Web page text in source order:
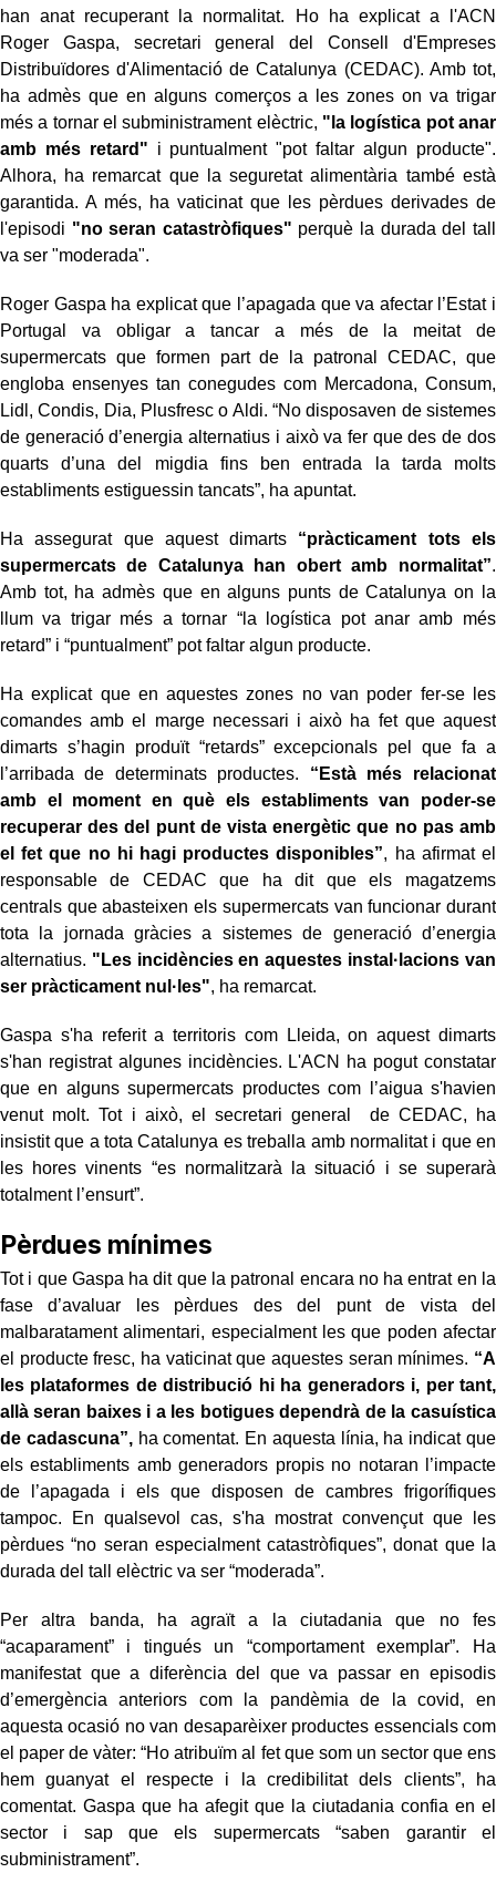
han anat recuperant la normalitat. Ho ha explicat a l'ACN
Roger Gaspa, secretari general del Consell d'Empreses
Distribuïdores d'Alimentació de Catalunya (CEDAC). Amb tot,
ha admès que en alguns comerços a les zones on va trigar
més a tornar el subministrament elèctric, "la logística pot anar
amb més retard" i puntualment "pot faltar algun producte".
Alhora, ha remarcat que la seguretat alimentària també està
garantida. A més, ha vaticinat que les pèrdues derivades de
l'episodi "no seran catastròfiques" perquè la durada del tall
va ser "moderada".
Roger Gaspa ha explicat que l’apagada que va afectar l’Estat i
Portugal va obligar a tancar a més de la meitat de
supermercats que formen part de la patronal CEDAC, que
engloba ensenyes tan conegudes com Mercadona, Consum,
Lidl, Condis, Dia, Plusfresc o Aldi. “No disposaven de sistemes
de generació d’energia alternatius i això va fer que des de dos
quarts d’una del migdia fins ben entrada la tarda molts
establiments estiguessin tancats”, ha apuntat.
Ha assegurat que aquest dimarts “pràcticament tots els
supermercats de Catalunya han obert amb normalitat”.
Amb tot, ha admès que en alguns punts de Catalunya on la
llum va trigar més a tornar “la logística pot anar amb més
retard” i “puntualment” pot faltar algun producte.
Ha explicat que en aquestes zones no van poder fer-se les
comandes amb el marge necessari i això ha fet que aquest
dimarts s’hagin produït “retards” excepcionals pel que fa a
l’arribada de determinats productes. “Està més relacionat
amb el moment en què els establiments van poder-se
recuperar des del punt de vista energètic que no pas amb
el fet que no hi hagi productes disponibles”, ha afirmat el
responsable de CEDAC que ha dit que els magatzems
centrals que abasteixen els supermercats van funcionar durant
tota la jornada gràcies a sistemes de generació d’energia
alternatius. "Les incidències en aquestes instal·lacions van
ser pràcticament nul·les", ha remarcat.
Gaspa s'ha referit a territoris com Lleida, on aquest dimarts
s'han registrat algunes incidències. L'ACN ha pogut constatar
que en alguns supermercats productes com l’aigua s'havien
venut molt. Tot i això, el secretari general de CEDAC, ha
insistit que a tota Catalunya es treballa amb normalitat i que en
les hores vinents “es normalitzarà la situació i se superarà
totalment l’ensurt”.
Pèrdues mínimes
Tot i que Gaspa ha dit que la patronal encara no ha entrat en la
fase d’avaluar les pèrdues des del punt de vista del
malbaratament alimentari, especialment les que poden afectar
el producte fresc, ha vaticinat que aquestes seran mínimes. “A
les plataformes de distribució hi ha generadors i, per tant,
allà seran baixes i a les botigues dependrà de la casuística
de cadascuna”,ha comentat. En aquesta línia, ha indicat que
els establiments amb generadors propis no notaran l’impacte
de l’apagada i els que disposen de cambres frigorífiques
tampoc. En qualsevol cas, s'ha mostrat convençut que les
pèrdues “no seran especialment catastròfiques”, donat que la
durada del tall elèctric va ser “moderada”.
Per altra banda, ha agraït a la ciutadania que no fes
“acaparament” i tingués un “comportament exemplar”. Ha
manifestat que a diferència del que va passar en episodis
d’emergència anteriors com la pandèmia de la covid, en
aquesta ocasió no van desaparèixer productes essencials com
el paper de vàter: “Ho atribuïm al fet que som un sector que ens
hem guanyat el respecte i la credibilitat dels clients”, ha
comentat. Gaspa que ha afegit que la ciutadania confia en el
sector i sap que els supermercats “saben garantir el
subministrament”.